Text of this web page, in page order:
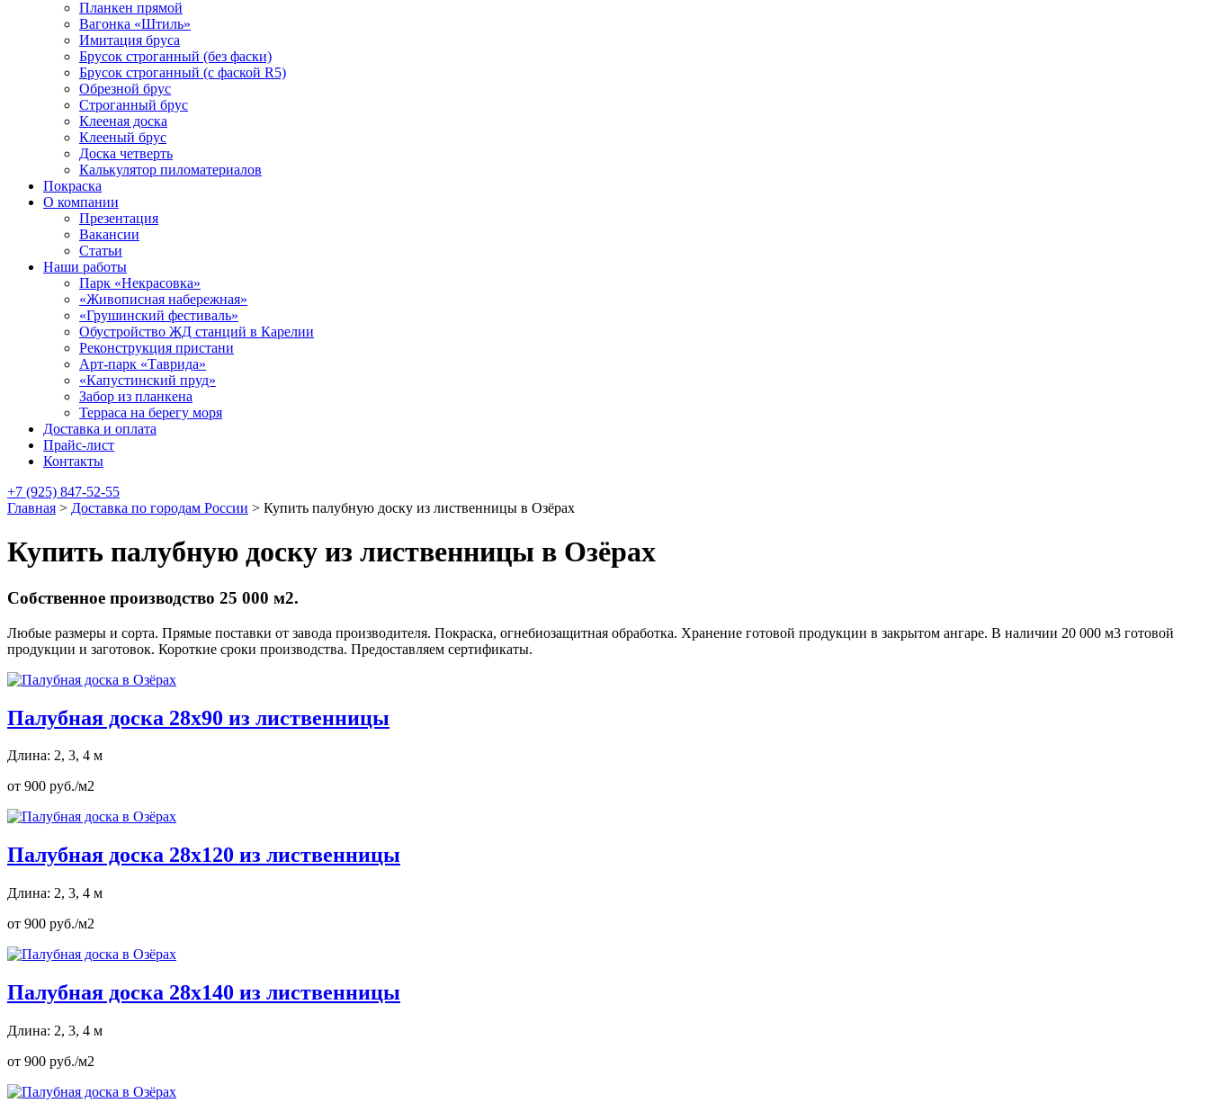
Планкен прямой
Вагонка «Штиль»
Имитация бруса
Брусок строганный (без фаски)
Брусок строганный (с фаской R5)
Обрезной брус
Строганный брус
Клееная доска
Клееный брус
Доска четверть
Калькулятор пиломатериалов
Покраска
О компании
Презентация
Вакансии
Статьи
Наши работы
Парк «Некрасовка»
«Живописная набережная»
«Грушинский фестиваль»
Обустройство ЖД станций в Карелии
Реконструкция пристани
Арт-парк «Таврида»
«Капустинский пруд»
Забор из планкена
Терраса на берегу моря
Доставка и оплата
Прайс-лист
Контакты
+7 (925) 847-52-55
Главная > Доставка по городам России > Купить палубную доску из лиственницы в Озёрах
Купить палубную доску из лиственницы в Озёрах
Собственное производство 25 000 м2.
Любые размеры и сорта. Прямые поставки от завода производителя. Покраска, огнебиозащитная обработка. Хранение готовой продукции в закрытом ангаре. В наличии 20 000 м3 готовой
продукции и заготовок. Короткие сроки производства. Предоставляем сертификаты.
Палубная доска 28х90 из лиственницы
Длина: 2, 3, 4 м
от 900 руб./м2
Палубная доска 28х120 из лиственницы
Длина: 2, 3, 4 м
от 900 руб./м2
Палубная доска 28х140 из лиственницы
Длина: 2, 3, 4 м
от 900 руб./м2